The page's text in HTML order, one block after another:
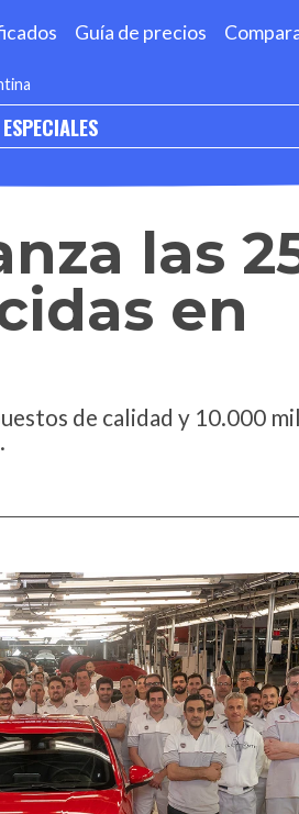
Guía de precios
ESPECIALES
las
en
de calidad y 10.000